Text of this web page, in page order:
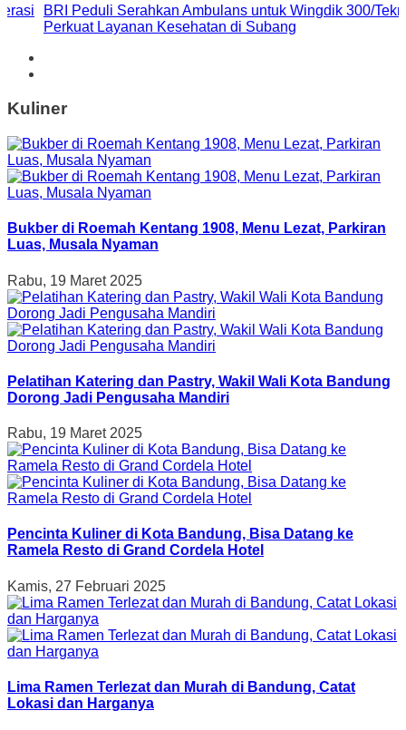
BRI Peduli Serahkan Ambulans untuk Wingdik 300/
Perkuat Layanan Kesehatan di Subang
Kuliner
Bukber di Roemah Kentang 1908, Menu Lezat, Parkiran
Luas, Musala Nyaman
Rabu, 19 Maret 2025
Pelatihan Katering dan Pastry, Wakil Wali Kota Bandung
Dorong Jadi Pengusaha Mandiri
Rabu, 19 Maret 2025
Pencinta Kuliner di Kota Bandung, Bisa Datang ke
Ramela Resto di Grand Cordela Hotel
Kamis, 27 Februari 2025
Lima Ramen Terlezat dan Murah di Bandung, Catat
Lokasi dan Harganya